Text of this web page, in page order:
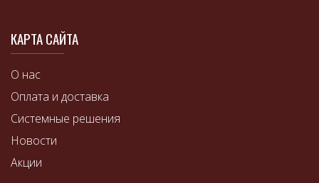
КАРТА САЙТА
О нас
Оплата и доставка
Системные решения
Новости
Акции